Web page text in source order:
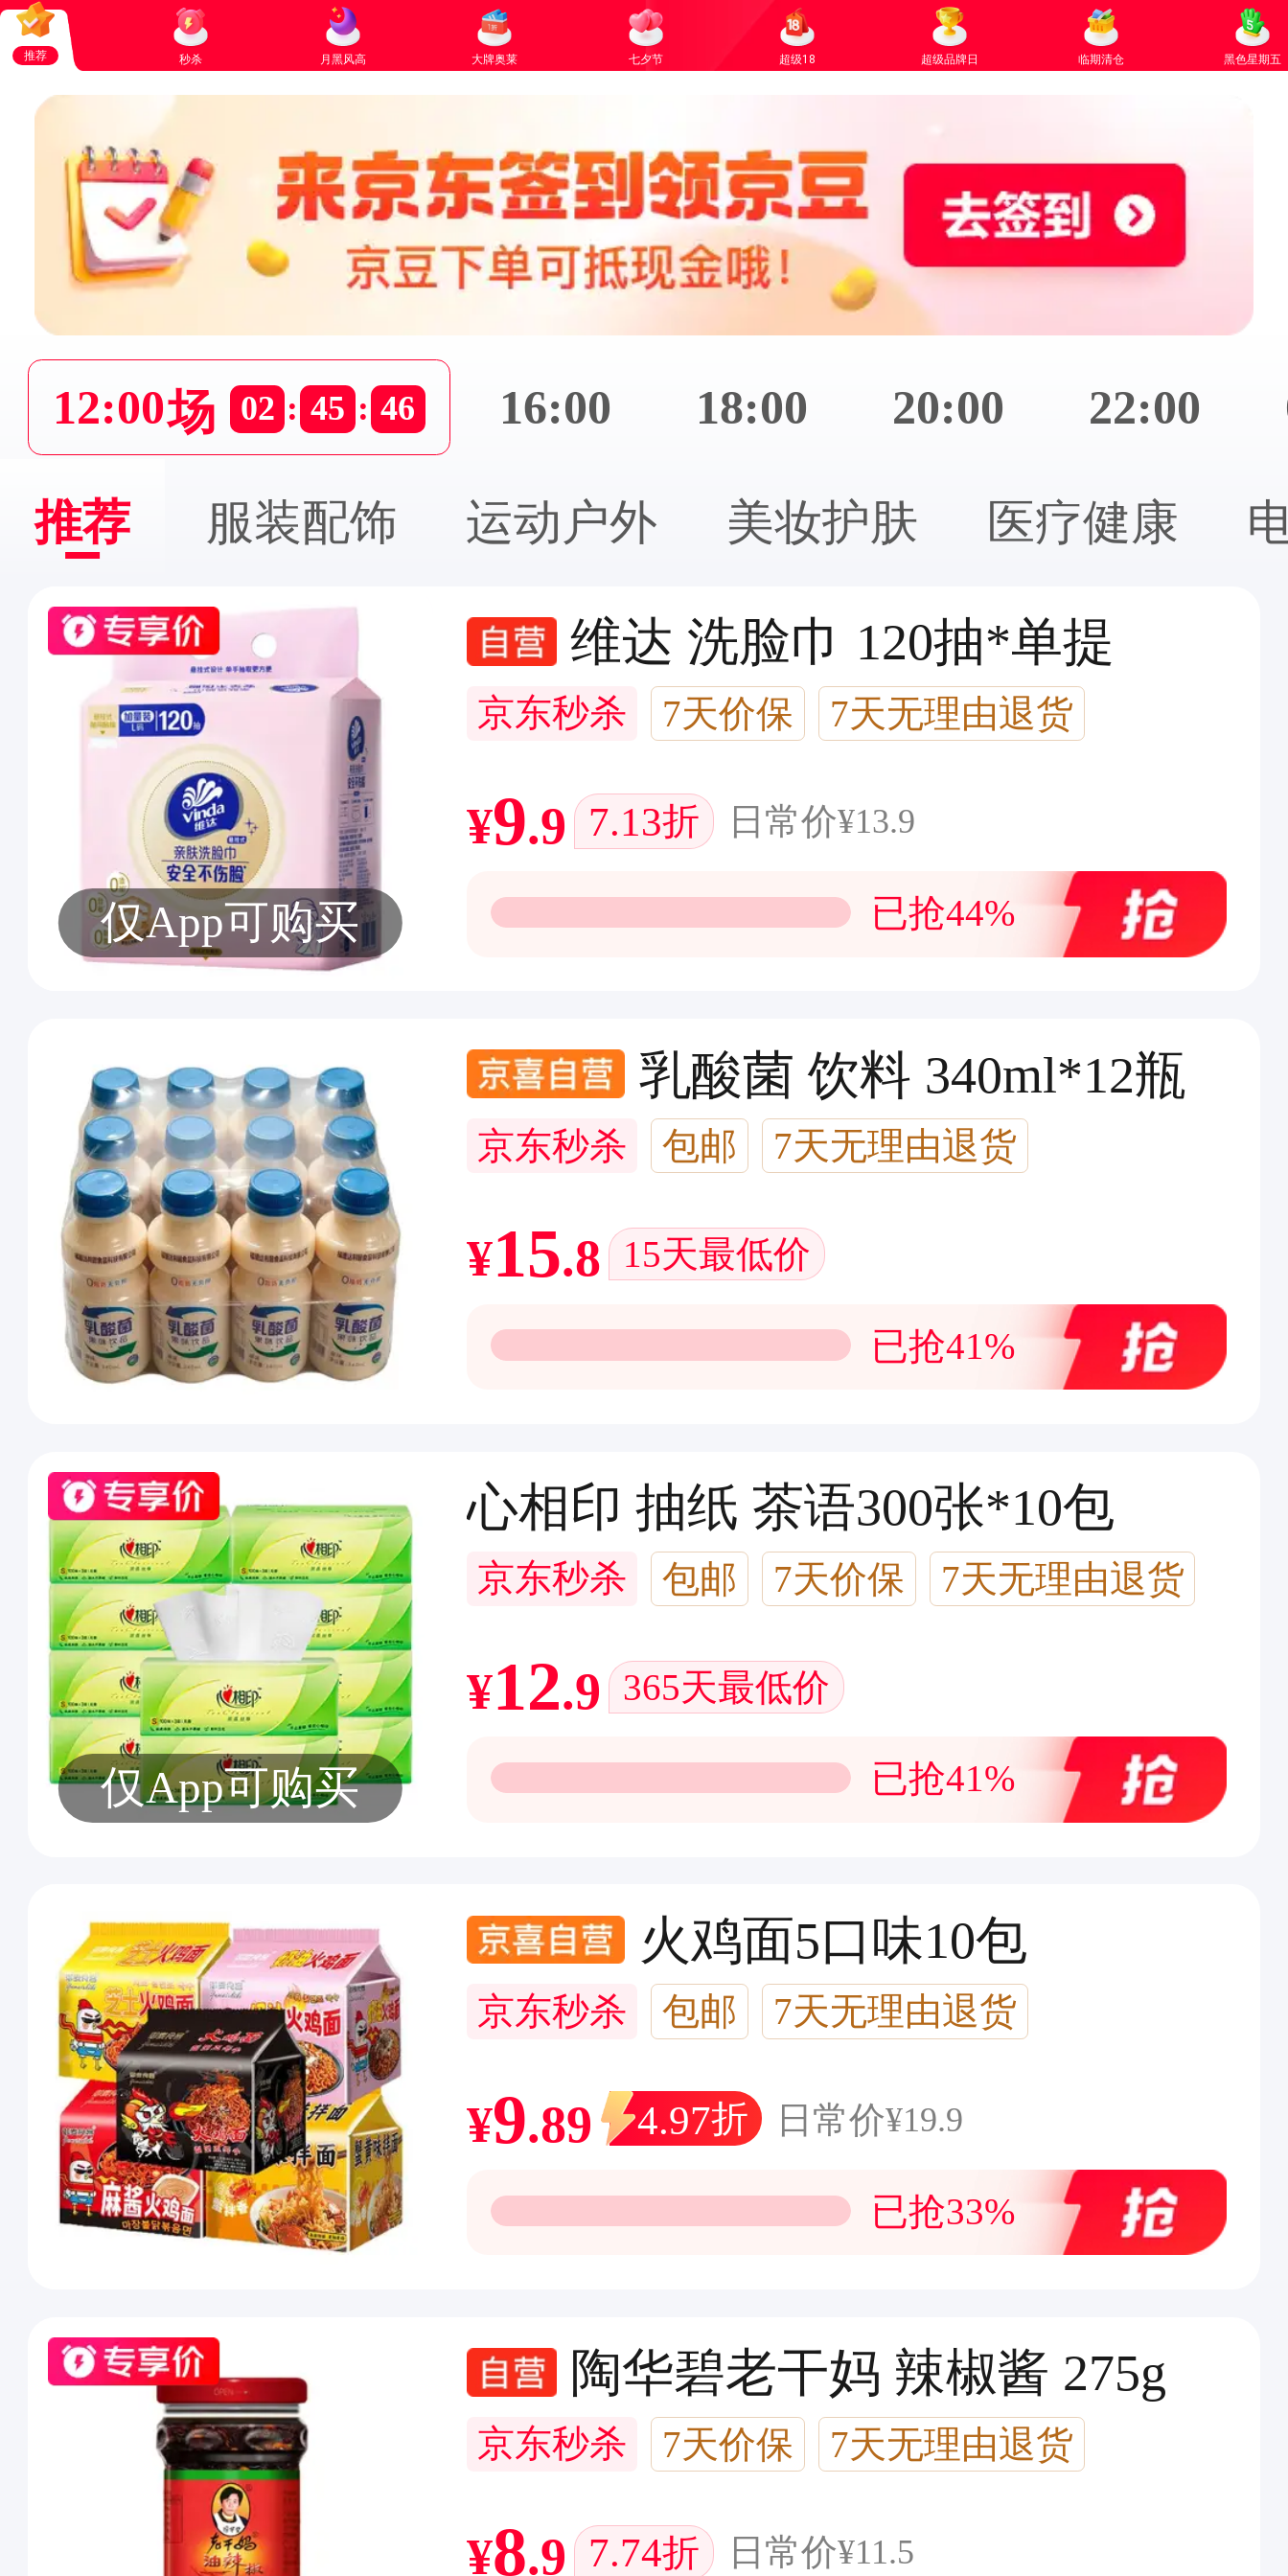
推荐 秒杀 月黑风高 大牌奥莱 七夕节 超级18 超级品牌日 临期清仓 黑色星期五
12:00场 02 : 45 : 46 16:00 18:00 20:00 22:00
推荐 服装配饰 运动户外 美妆护肤 医疗健康
仅App可购买
维达 洗脸巾 120抽*单提
京东秒杀 7天价保
7天无理由退货
¥9.9 7.13折 日常价¥13.9
已抢44%
乳酸菌 饮料 340ml*12瓶
京东秒杀 包邮
7天无理由退货
¥15.8 15天最低价
已抢41%
仅App可购买
心相印 抽纸 茶语300张*10包
京东秒杀 包邮 7天价保
7天无理由退货
¥12.9 365天最低价
已抢41%
火鸡面5口味10包
京东秒杀 包邮
7天无理由退货
¥9.89 4.97折 日常价¥19.9
已抢33%
陶华碧老干妈 辣椒酱 275g
京东秒杀 7天价保
7天无理由退货
¥8.9 7.74折 日常价¥11.5